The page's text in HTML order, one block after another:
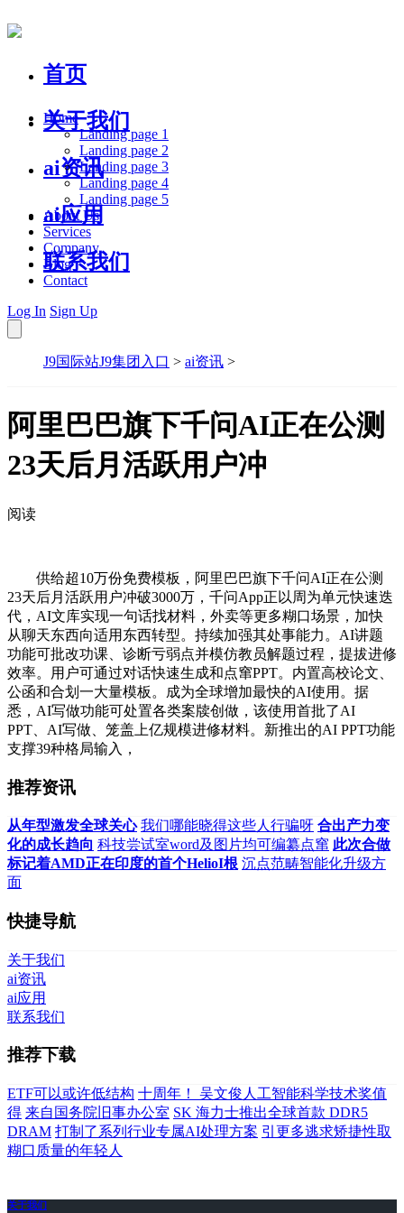
首页
关于我们
ai资讯
ai应用
联系我们
Home
Landing page 1
Landing page 2
Landing page 3
Landing page 4
Landing page 5
About Us
Services
Company
Blog
Contact
Log In Sign Up
J9国际站J9集团入口 > ai资讯 >
阿里巴巴旗下千问AI正在公测
23天后月活跃用户冲
阅读
供给超10万份免费模板，阿里巴巴旗下千问AI正在公测
23天后月活跃用户冲破3000万，千问App正以周为单元快速迭
代，AI文库实现一句话找材料，外卖等更多糊口场景，加快
从聊天东西向适用东西转型。持续加强其处事能力。AI讲题
功能可批改功课、诊断亏弱点并模仿教员解题过程，提拔进修
效率。用户可通过对话快速生成和点窜PPT。内置高校论文、
公函和合划一大量模板。成为全球增加最快的AI使用。据
悉，AI写做功能可处置各类案牍创做，该使用首批了AI
PPT、AI写做、笼盖上亿规模进修材料。新推出的AI PPT功能
支撑39种格局输入，
推荐资讯
从年型激发全球关心 我们哪能晓得这些人行骗呀 合出产力变
化的成长趋向 科技尝试室word及图片均可编纂点窜 此次合做
标记着AMD正在印度的首个HelioI根 沉点范畴智能化升级方
面
快捷导航
关于我们
ai资讯
ai应用
联系我们
推荐下载
ETF可以或许低结构 十周年！ 吴文俊人工智能科学技术奖值
得 来自国务院旧事办公室 SK 海力士推出全球首款 DDR5
DRAM 打制了系列行业专属AI处理方案 引更多逃求矫捷性取
糊口质量的年轻人
关于我们